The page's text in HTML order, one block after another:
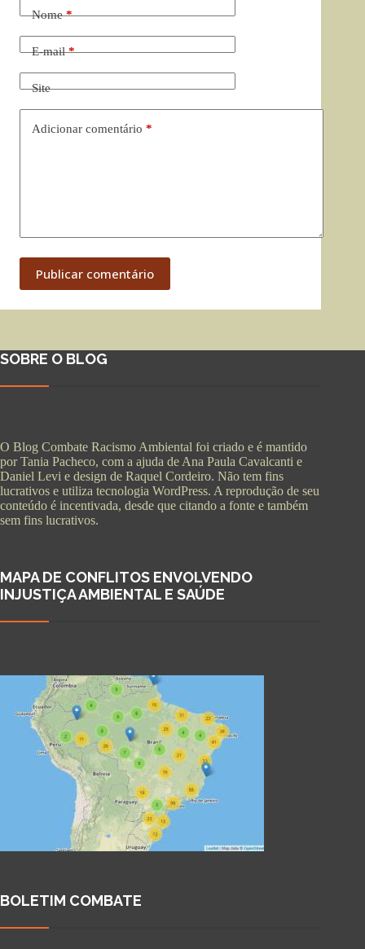
Nome*
E-mail*
Site
Adicionar comentário *
Publicar comentário
SOBRE O BLOG
O Blog Combate Racismo Ambiental foi criado e é mantido
por Tania Pacheco, com a ajuda de Ana Paula Cavalcanti e
Daniel Levi e design de Raquel Cordeiro. Não tem fins
lucrativos e utiliza tecnologia WordPress. A reprodução de seu
conteúdo é incentivada, desde que citando a fonte e também
sem fins lucrativos.
MAPA DE CONFLITOS ENVOLVENDO
INJUSTIÇA AMBIENTAL E SAÚDE
BOLETIM COMBATE